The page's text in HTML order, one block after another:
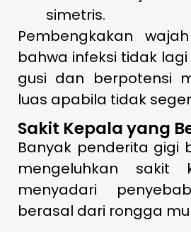
simetris.
Pembengkakan
bahwa infeksi tidak
gusi dan berpotensi
luas apabila tidak
Sakit Kepala yang
Banyak penderita gigi
mengeluhkan sakit
menyadari
berasal dari rongga